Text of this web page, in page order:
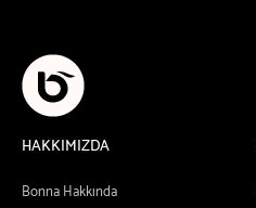
HAKKIMIZDA
Bonna Hakkında